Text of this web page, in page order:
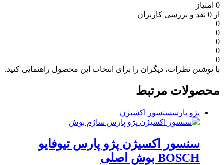
0 امتیاز
از 0 نقد و بررسی کاربران
0
0
0
0
0
با نوشتن نظرات، دیگران را برای انتخاب این محصول راهنمایی کنید.
محصولات مرتبط
پژو پارسسنسور اکسیژن
سنسور اکسیژن پژو پارس تیوفایو
BOSCH بوش اصلی